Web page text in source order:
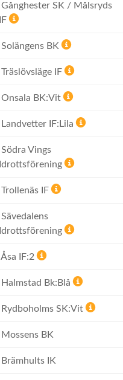
Gånghester SK / Målsryds
IF
Solängens BK
Träslövsläge IF
Onsala BK:Vit
Landvetter IF:Lila
Södra Vings
Idrottsförening
Trollenäs IF
Sävedalens
Idrottsförening
Åsa IF:2
Halmstad Bk:Blå
Rydboholms SK:Vit
Mossens BK
Brämhults IK